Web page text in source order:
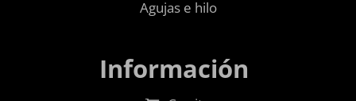
Agujas e hilo
Información